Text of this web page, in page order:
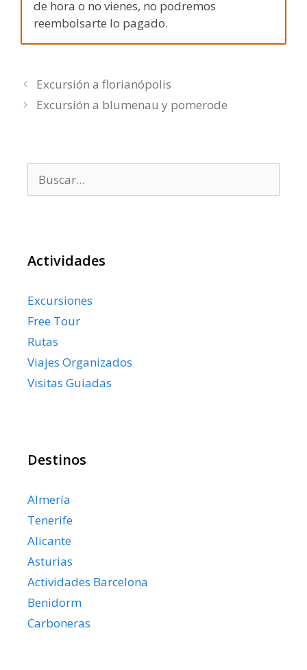
de hora o no vienes, no podremos
reembolsarte lo pagado.
Excursión a florianópolis
Excursión a blumenau y pomerode
Actividades
Excursiones
Free Tour
Rutas
Viajes Organizados
Visitas Guiadas
Destinos
Almería
Tenerife
Alicante
Asturias
Actividades Barcelona
Benidorm
Carboneras